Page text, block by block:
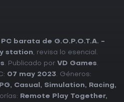
barata de G.O.P.O.T.A. -
station, revisa lo esencial.
. Publicado por VD Games.
07 may 2023. Géneros:
, Casual , Simulation, Racing,
Remote Play Together,